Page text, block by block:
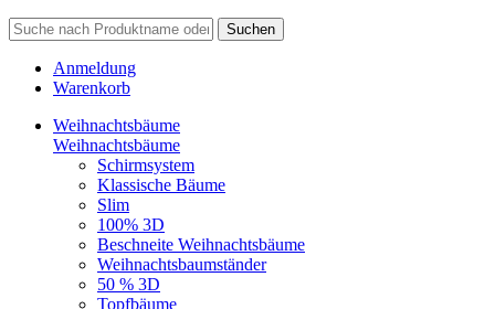
Suchen
Anmeldung
Warenkorb
Weihnachtsbäume
Weihnachtsbäume
Schirmsystem
Klassische Bäume
Slim
100% 3D
Beschneite Weihnachtsbäume
Weihnachtsbaumständer
50 % 3D
Topfbäume